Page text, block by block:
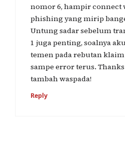
nomor 6, hampir connect
phishing yang mirip
Untung sadar sebelum
1 juga penting, soalnya
temen pada rebutan
sampe error terus.
tambah waspada!
Reply